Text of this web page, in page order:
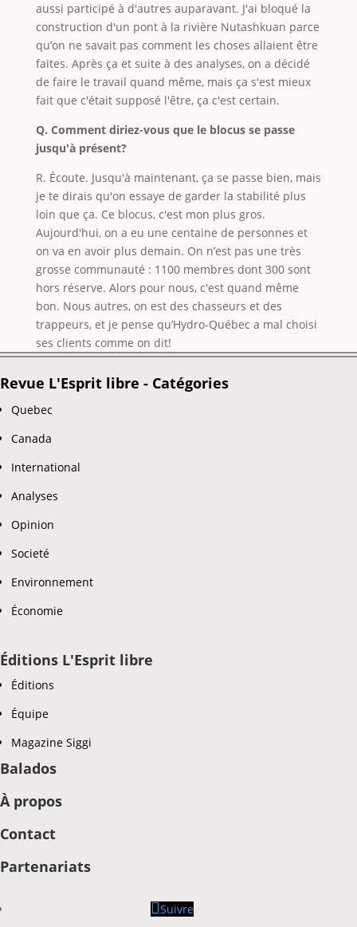
aussi participé à d'autres auparavant. J'ai bloqué la
construction d'un pont à la rivière Nutashkuan parce
qu’on ne savait pas comment les choses allaient être
faites. Après ça et suite à des analyses, on a décidé
de faire le travail quand même, mais ça s'est mieux
fait que c'était supposé l'être, ça c'est certain.
Q. Comment diriez-vous que le blocus se passe
jusqu'à présent?
R. Écoute. Jusqu'à maintenant, ça se passe bien, mais
je te dirais qu'on essaye de garder la stabilité plus
loin que ça. Ce blocus, c'est mon plus gros.
Aujourd'hui, on a eu une centaine de personnes et
on va en avoir plus demain. On n’est pas une très
grosse communauté : 1100 membres dont 300 sont
hors réserve. Alors pour nous, c'est quand même
bon. Nous autres, on est des chasseurs et des
trappeurs, et je pense qu’Hydro-Québec a mal choisi
ses clients comme on dit!
Revue L'Esprit libre - Catégories
Quebec
Canada
International
Analyses
Opinion
Societé
Environnement
Économie
Éditions L'Esprit libre
Éditions
Équipe
Magazine Siggi
Balados
À propos
Contact
Partenariats
Suivre